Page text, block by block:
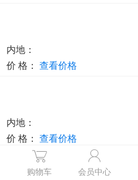
内地：
价 格： 查看价格
内地：
价 格： 查看价格
购物车 会员中心